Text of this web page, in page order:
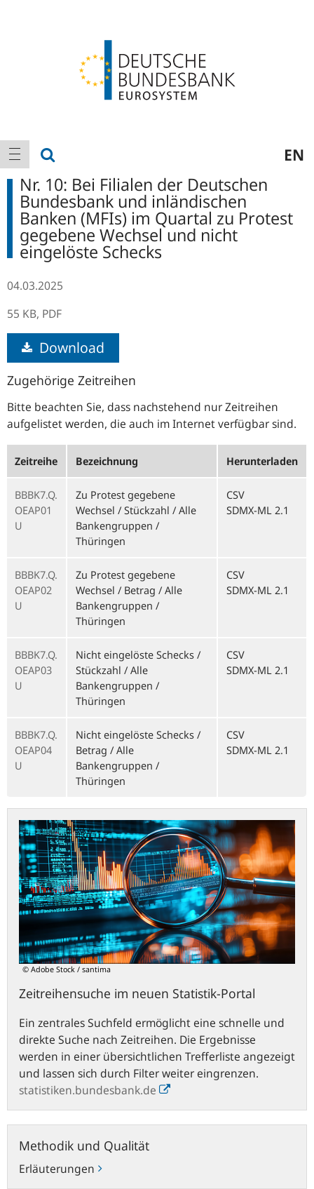
Hauptnavigation
Navigation anzeigen EN
Nr. 10: Bei Filialen der Deutschen
Bundesbank und inländischen
Banken (MFIs) im Quartal zu Protest
gegebene Wechsel und nicht
eingelöste Schecks
04.03.2025
55 KB, PDF
Download
Zugehörige Zeitreihen
Bitte beachten Sie, dass nachstehend nur Zeitreihen
aufgelistet werden, die auch im Internet verfügbar sind.
Zeitreihe Bezeichnung Herunterladen
BBBK7.Q.
OEAP01
U
Zu Protest gegebene
Wechsel / Stückzahl / Alle
Bankengruppen /
Thüringen
CSV
SDMX-ML 2.1
BBBK7.Q.
OEAP02
U
Zu Protest gegebene
Wechsel / Betrag / Alle
Bankengruppen /
Thüringen
CSV
SDMX-ML 2.1
BBBK7.Q.
OEAP03
U
Nicht eingelöste Schecks /
Stückzahl / Alle
Bankengruppen /
Thüringen
CSV
SDMX-ML 2.1
BBBK7.Q.
OEAP04
U
Nicht eingelöste Schecks /
Betrag / Alle
Bankengruppen /
Thüringen
CSV
SDMX-ML 2.1
© Adobe Stock / santima
Zeitreihensuche im neuen Statistik-Portal
Ein zentrales Suchfeld ermöglicht eine schnelle und
direkte Suche nach Zeitreihen. Die Ergebnisse
werden in einer übersichtlichen Trefferliste angezeigt
und lassen sich durch Filter weiter eingrenzen.
statistiken.bundesbank.de
statistiken.bundesbank.de
Methodik und Qualität
Erläuterungen
und
Qualität